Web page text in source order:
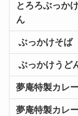
とろろぶっか
ん
ぶっかけそば
ぶっかけうど
夢庵特製カレ
夢庵特製カレ